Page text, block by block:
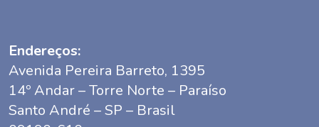
Endereços:
Avenida Pereira Barreto, 1395
14º Andar – Torre Norte – Paraíso
Santo André – SP – Brasil